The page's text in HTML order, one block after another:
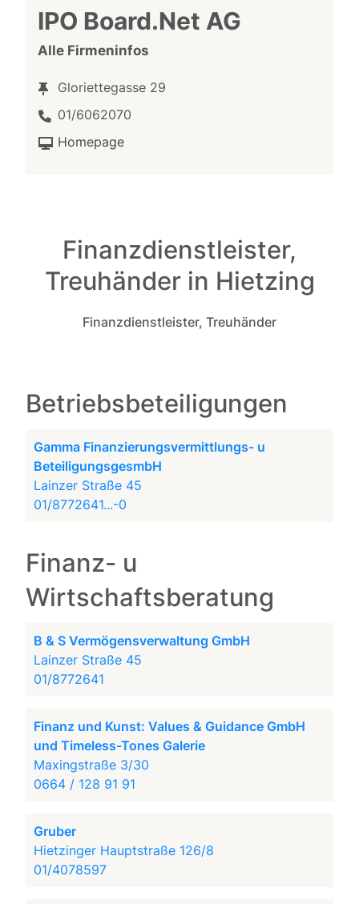
IPO Board.Net AG
Alle Firmeninfos
Gloriettegasse 29
01/6062070
Homepage
Finanzdienstleister,
Treuhänder in Hietzing
Finanzdienstleister, Treuhänder
Betriebsbeteiligungen
Gamma Finanzierungsvermittlungs- u
BeteiligungsgesmbH
Lainzer Straße 45
01/8772641...-0
Finanz- u
Wirtschaftsberatung
B & S Vermögensverwaltung GmbH
Lainzer Straße 45
01/8772641
Finanz und Kunst: Values & Guidance GmbH
und Timeless-Tones Galerie
Maxingstraße 3/30
0664 / 128 91 91
Gruber
Hietzinger Hauptstraße 126/8
01/4078597